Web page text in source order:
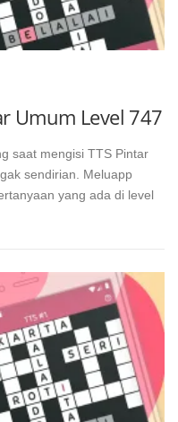
Umum Level 747
saat mengisi TTS Pintar
sendirian. Meluapp
yang ada di level